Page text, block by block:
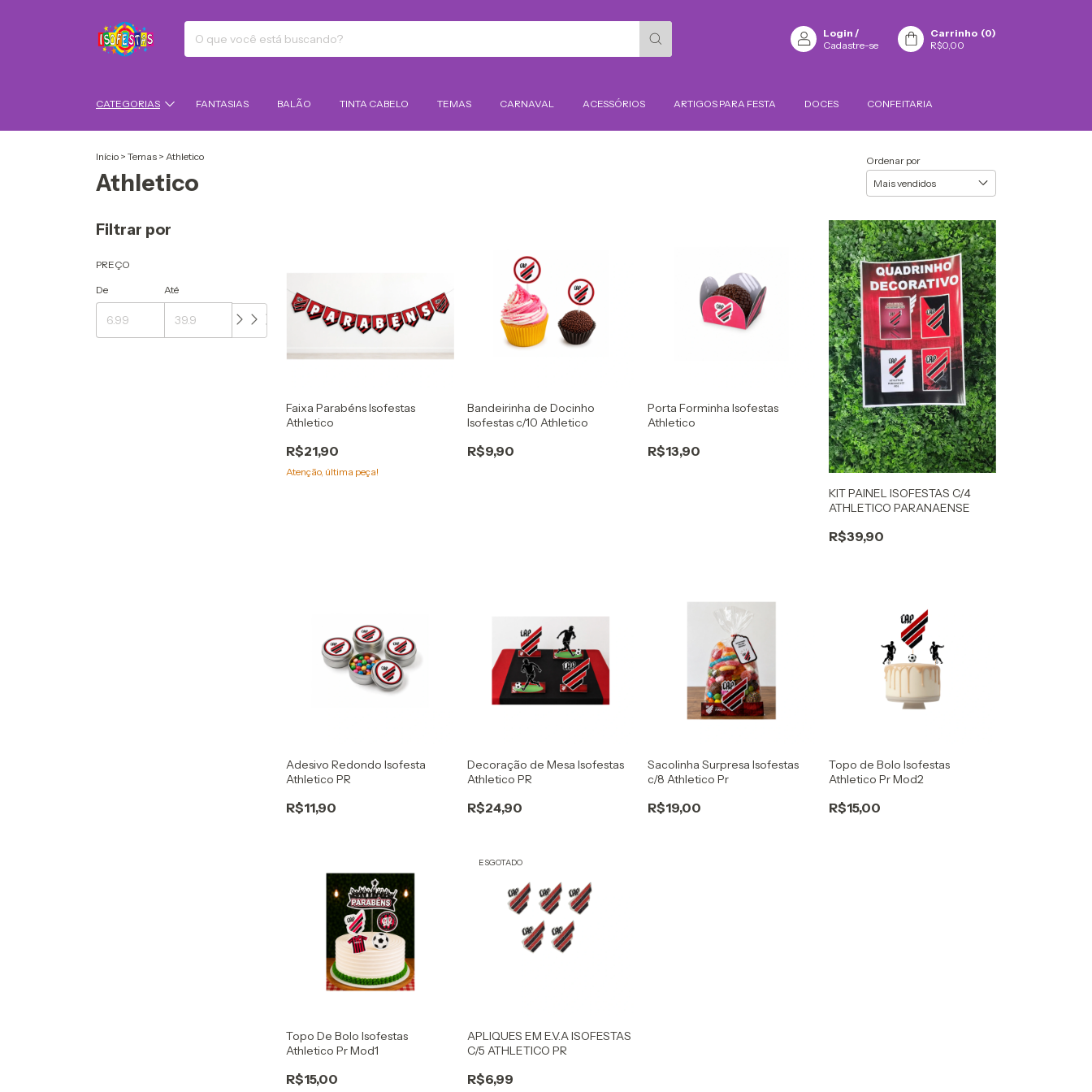
Login /
Cadastre-se
Carrinho (0)
R$0,00
CATEGORIAS FANTASIAS BALÃO TINTA CABELO TEMAS CARNAVAL ACESSÓRIOS ARTIGOS PARA FESTA DOCES CONFEITARIA
Início > Temas > Athletico
Athletico
Ordenar por
Filtrar por
PREÇO
De Até
Faixa Parabéns Isofestas
Athletico
R$21,90
Atenção, última peça!
Bandeirinha de Docinho
Isofestas c/10 Athletico
R$9,90
Porta Forminha Isofestas
Athletico
R$13,90
KIT PAINEL ISOFESTAS C/4
ATHLETICO PARANAENSE
R$39,90
Adesivo Redondo Isofesta
Athletico PR
R$11,90
Decoração de Mesa Isofestas
Athletico PR
R$24,90
Sacolinha Surpresa Isofestas
c/8 Athletico Pr
R$19,00
Topo de Bolo Isofestas
Athletico Pr Mod2
R$15,00
Topo De Bolo Isofestas
Athletico Pr Mod1
R$15,00
ESGOTADO
APLIQUES EM E.V.A ISOFESTAS
C/5 ATHLETICO PR
R$6,99